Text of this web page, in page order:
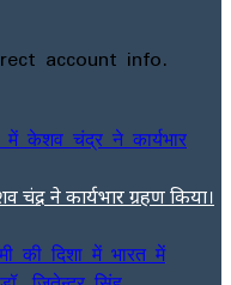
account info.
ने कार्यभार ग्रहण किया।